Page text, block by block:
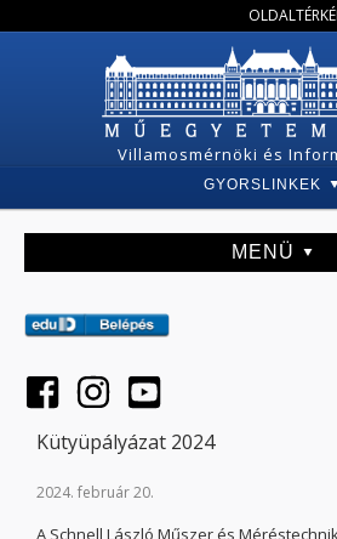
Villamosmérnöki és
GYORSLINKEK
MENÜ
Kütyüpályázat 2024
2024. február 20.
A Schnell László Műszer és